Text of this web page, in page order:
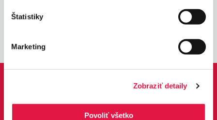
Štatistiky
Marketing
Zobraziť detaily
Povoliť všetko
refundácie.